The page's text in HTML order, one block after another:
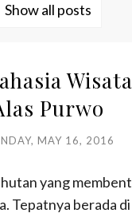
Show all posts
Purwo
MAY 16, 2016
yang
Tepatnya berada